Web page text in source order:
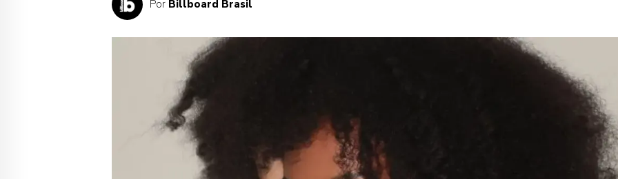
Por Billboard Brasil